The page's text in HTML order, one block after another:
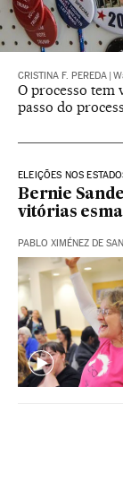
CRISTINA F. PEREDA
O processo tem
passo do
ELEIÇÕES NOS
Bernie
vitórias
PABLO XIMÉNEZ DE